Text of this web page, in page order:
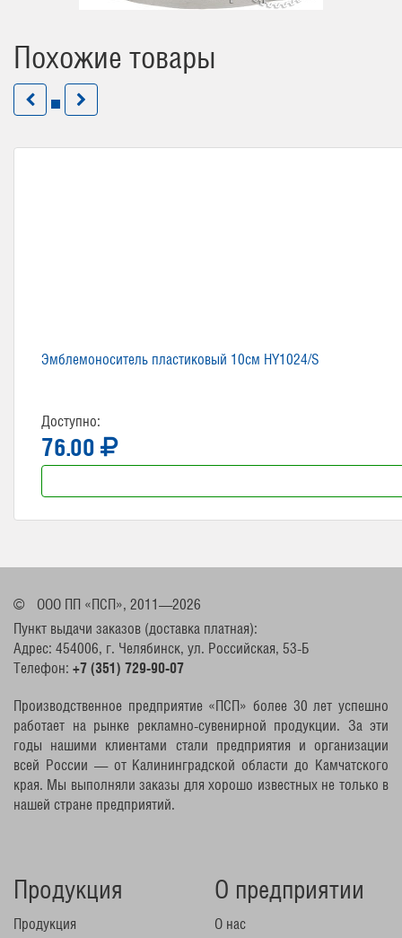
Похожие товары
Эмблемоноситель пластиковый 10см HY1024/S
Доступно:
76.00
©
ООО ПП «ПСП», 2011—2026
Пункт выдачи заказов (доставка платная):
Адрес: 454006, г. Челябинск, ул. Российская, 53-Б
Телефон: +7 (351) 729-90-07
Производственное предприятие «ПСП» более 30 лет успешно
работает на рынке рекламно-сувенирной продукции. За эти
годы нашими клиентами стали предприятия и организации
всей России — от Калининградской области до Камчатского
края. Мы выполняли заказы для хорошо известных не только в
нашей стране предприятий.
Продукция
Продукция
О предприятии
О нас